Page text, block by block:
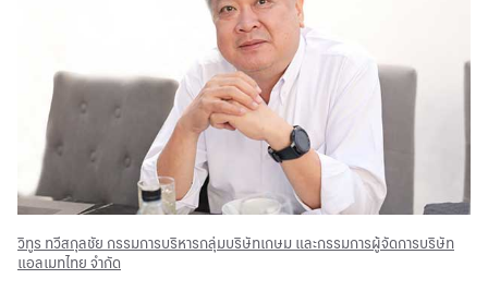
วิทูร ทวีสกุลชัย กรรมการบริหารกลุ่มบริษัทเกษม และกรรมการผู้จัดการบริษัท
แอลเมทไทย จำกัด